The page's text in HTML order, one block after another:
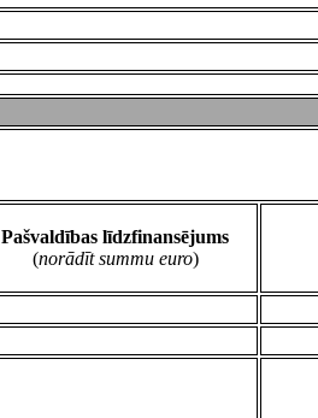
Pašvaldības līdzfinansējums
(norādīt summu euro)